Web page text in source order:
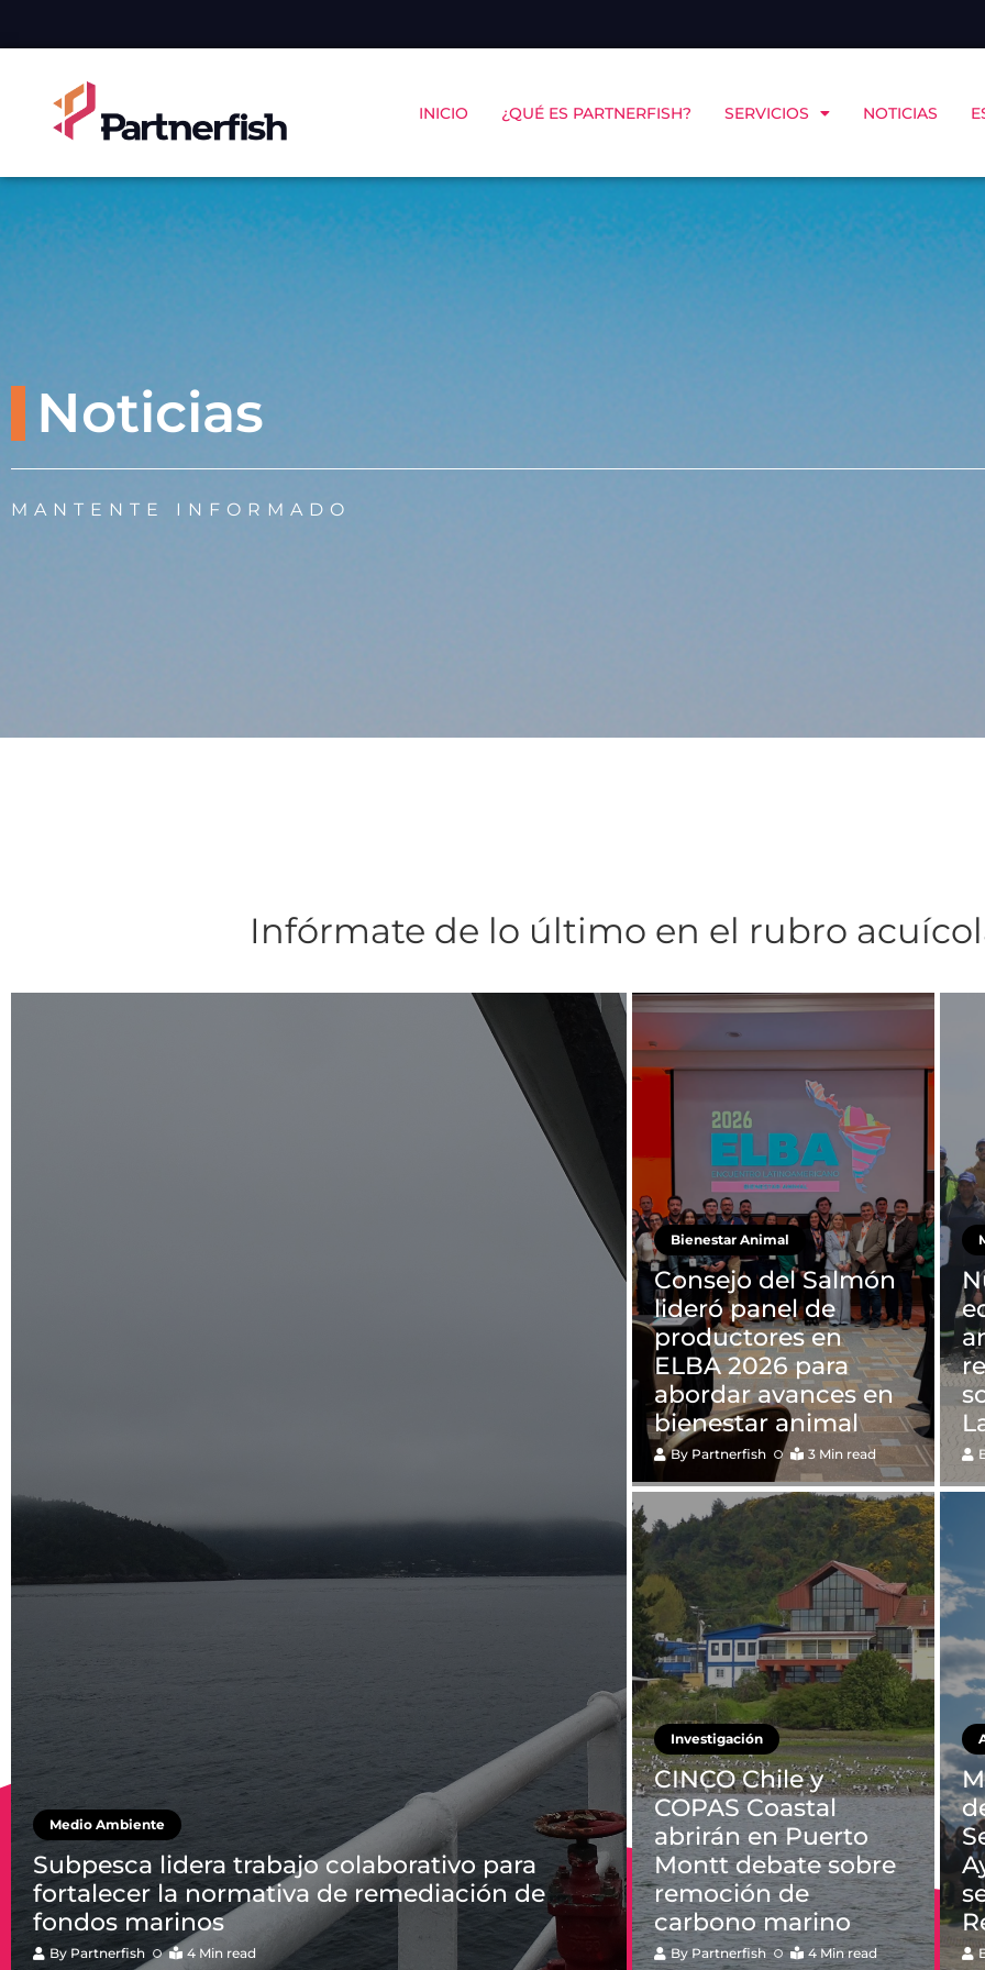
INICIO ¿QUÉ ES PARTNERFISH? SERVICIOS NOTICIAS
Noticias
MANTENTE INFORMADO
Infórmate de lo último en el rubro
Medio Ambiente
Subpesca lidera trabajo colaborativo para
fortalecer la normativa de remediación de
fondos marinos
By Partnerfish 4 Min read
Bienestar Animal
Consejo del Salmón
lideró panel de
productores en
ELBA 2026 para
abordar avances en
bienestar animal
By Partnerfish 3 Min read
Investigación
CINCO Chile y
COPAS Coastal
abrirán en Puerto
Montt debate sobre
remoción de
carbono marino
ByPartnerfish 4 Min read